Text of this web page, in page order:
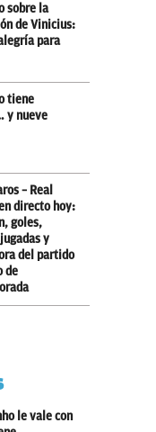
sobre la
de Vinicius:
para
tiene
y nueve
– Real
directo hoy:
goles,
y
del partido
de
le vale con